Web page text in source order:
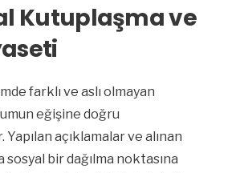
Kutuplaşma ve
farklı ve aslı olmayan
eğişine doğru
açıklamalar ve alınan
sosyal bir dağılma noktasına